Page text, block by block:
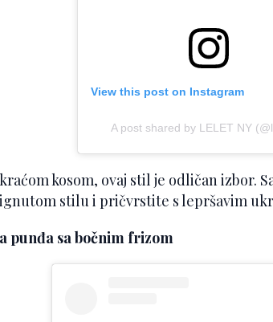
View this post on Instagram
A post shared by LELET NY
kosom, ovaj stil je odličan izbor.
stilu i pričvrstite s lepršavim
punđa sa bočnim frizom